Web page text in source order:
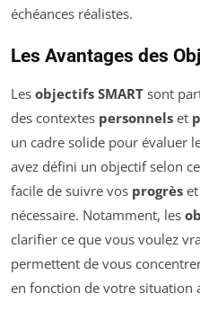
échéances réalistes.
Les Avantages des
Les objectifs SMART sont
des contextes personnels et
un cadre solide pour évaluer
avez défini un objectif selon
facile de suivre vos progrès
nécessaire. Notamment, les
clarifier ce que vous voulez
permettent de vous
en fonction de votre situation